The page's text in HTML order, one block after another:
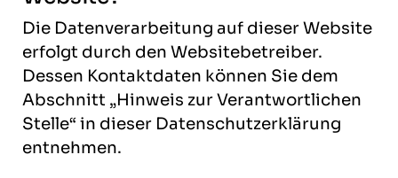
Die Datenverarbeitung auf dieser Website
erfolgt durch den Websitebetreiber.
Dessen Kontaktdaten können Sie dem
Abschnitt „Hinweis zur Verantwortlichen
Stelle“ in dieser Datenschutzerklärung
entnehmen.